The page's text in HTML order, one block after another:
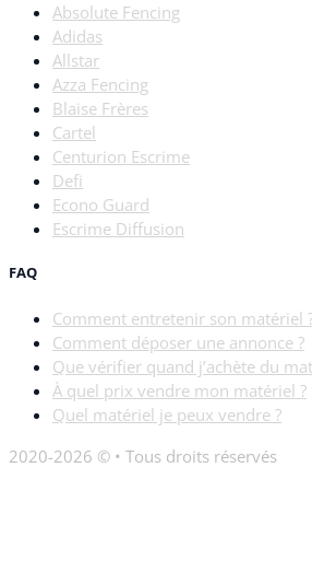
Absolute Fencing
Adidas
Allstar
Azza Fencing
Blaise Frères
Cartel
Centurion Escrime
Defi
Econo Guard
Escrime Diffusion
FAQ
Comment entretenir son matériel
Comment déposer une annonce ?
Que vérifier quand j’achète du
À quel prix vendre mon matériel ?
Quel matériel je peux vendre ?
2020-2026 © • Tous droits réservés